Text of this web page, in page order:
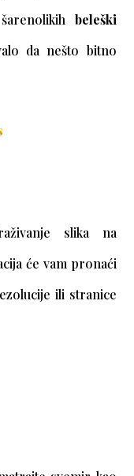
beleški
da nešto bitno
slika na
će vam pronaći
ili stranice